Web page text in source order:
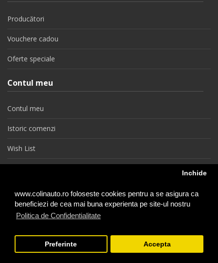
www.colinauto.ro foloseste cookies pentru a se asigura ca
beneficiezi de cea mai buna experienta pe site-ul nostru
Politica de Confidentialitate
Inchide
Preferinte Accepta
Producători
Vouchere cadou
Oferte speciale
Contul meu
Contul meu
Istoric comenzi
Wish List